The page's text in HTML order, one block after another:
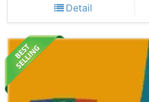
Detail